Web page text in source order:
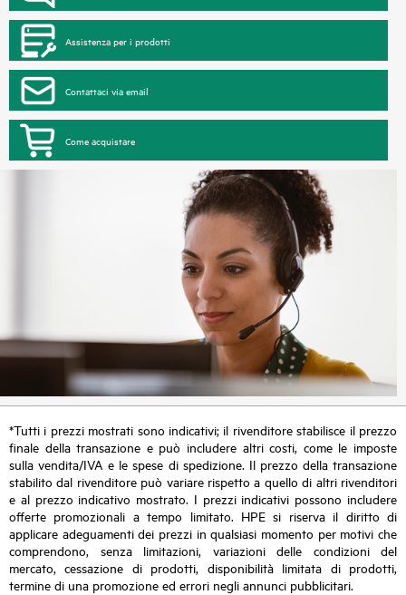
Assistenza per i prodotti
Contattaci via email
Come acquistare
*Tutti i prezzi mostrati sono indicativi; il rivenditore stabilisce il prezzo
finale della transazione e può includere altri costi, come le imposte
sulla vendita/IVA e le spese di spedizione. Il prezzo della transazione
stabilito dal rivenditore può variare rispetto a quello di altri rivenditori
e al prezzo indicativo mostrato. I prezzi indicativi possono includere
offerte promozionali a tempo limitato. HPE si riserva il diritto di
applicare adeguamenti dei prezzi in qualsiasi momento per motivi che
comprendono, senza limitazioni, variazioni delle condizioni del
mercato, cessazione di prodotti, disponibilità limitata di prodotti,
termine di una promozione ed errori negli annunci pubblicitari.